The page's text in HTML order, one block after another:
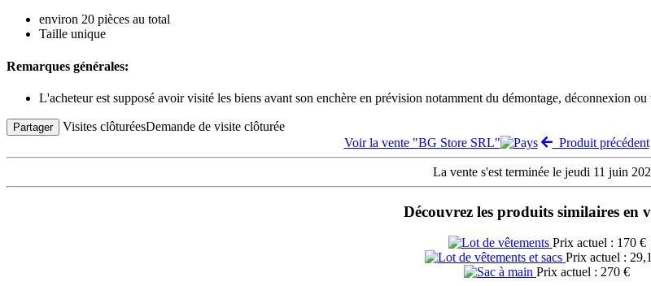
environ 20 pièces au total
Taille unique
Remarques générales:
L'acheteur est supposé avoir visité les biens avant son enchère en prévision notamment du démontage, déconnexion
Partager Visites clôturéesDemande de visite clôturée
Voir la vente "BG Store SRL"
Produit précédent
La vente s'est terminée le jeudi 11 juin
Découvrez les produits similaires en
Prix actuel : 170 €
Prix actuel :
Prix actuel : 270 €